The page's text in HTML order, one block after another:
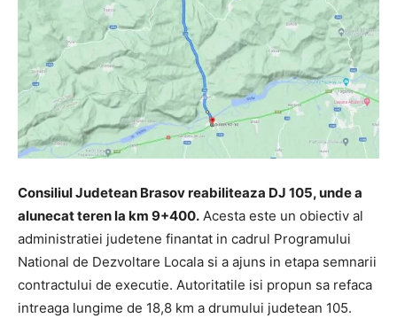
Consiliul Judetean Brasov reabiliteaza DJ 105, unde a
alunecat teren la km 9+400. Acesta este un obiectiv al
administratiei judetene finantat in cadrul Programului
National de Dezvoltare Locala si a ajuns in etapa semnarii
contractului de executie. Autoritatile isi propun sa refaca
intreaga lungime de 18,8 km a drumului judetean 105.